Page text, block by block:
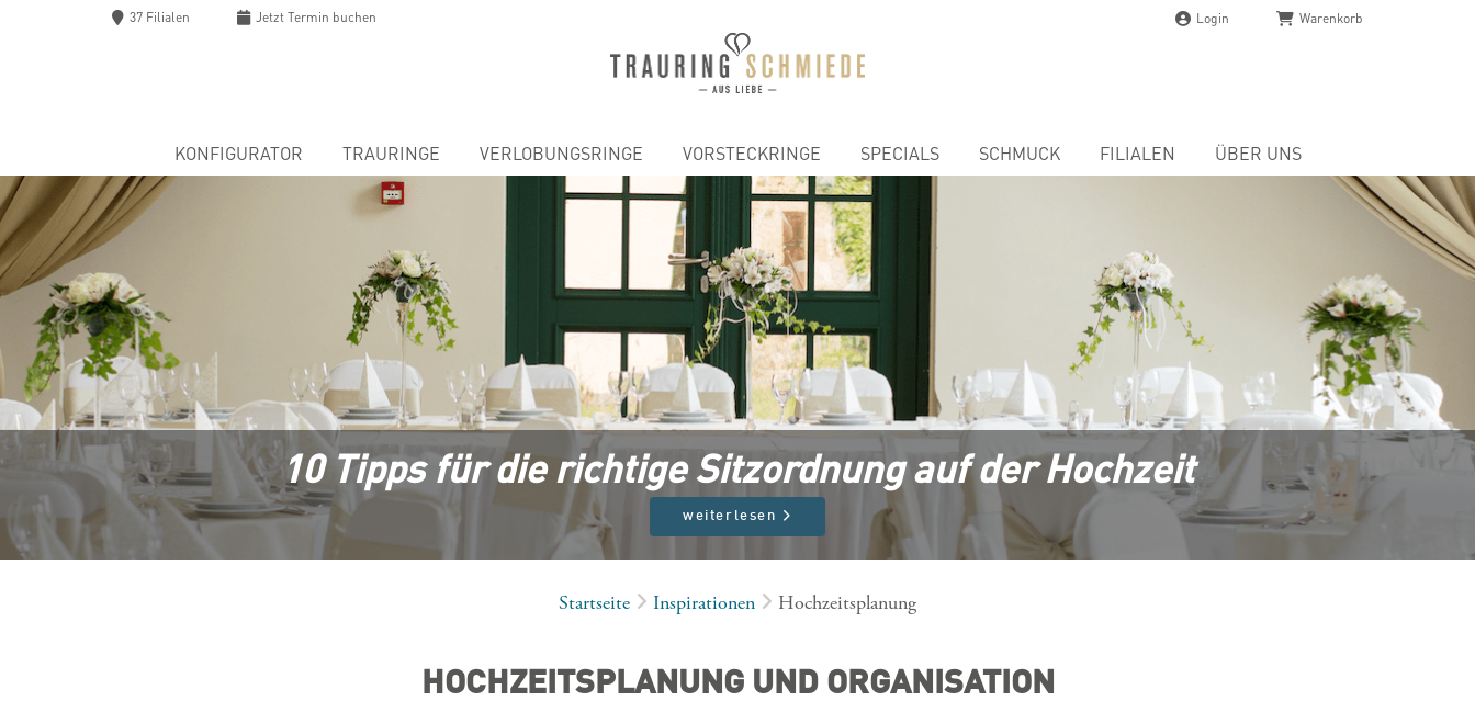
37 Filialen Jetzt Termin buchen Login Warenkorb
KONFIGURATOR TRAURINGE VERLOBUNGSRINGE VORSTECKRINGE SPECIALS SCHMUCK FILIALEN ÜBER UNS
10 Tipps für die richtige Sitzordnung auf der Hochzeit
weiterlesen
Startseite Inspirationen Hochzeitsplanung
HOCHZEITSPLANUNG UND ORGANISATION